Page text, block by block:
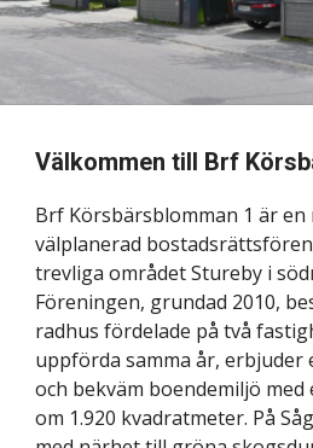
Välkommen till Brf
Brf Körsbärsblomman 1 är en
välplanerad
trevliga området Stureby i
Föreningen, grundad 2010,
radhus fördelade på två
uppförda samma år, erbjuder
och bekväm boendemiljö
om 1.920 kvadratmeter. På